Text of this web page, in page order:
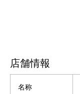
店舗情報
名称